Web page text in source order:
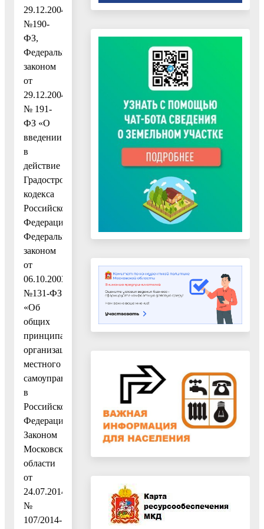
29.12.2004
№190-
ФЗ,
Федеральным
законом
от
29.12.2004
№ 191-
ФЗ «О
введении
в
действие
Градостроительного
кодекса
Российской
Федерации»,
Федеральным
законом
от
06.10.2003
№131-ФЗ
«Об
общих
принципах
организации
местного
самоуправления
в
Российской
Федерации»,
Законом
Московской
области
от
24.07.2014
№
107/2014-